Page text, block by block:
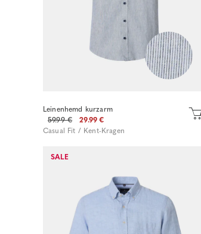
Leinenhemd kurzarm
59.99 €
29.99 €
Casual Fit / Kent-Kragen
SALE